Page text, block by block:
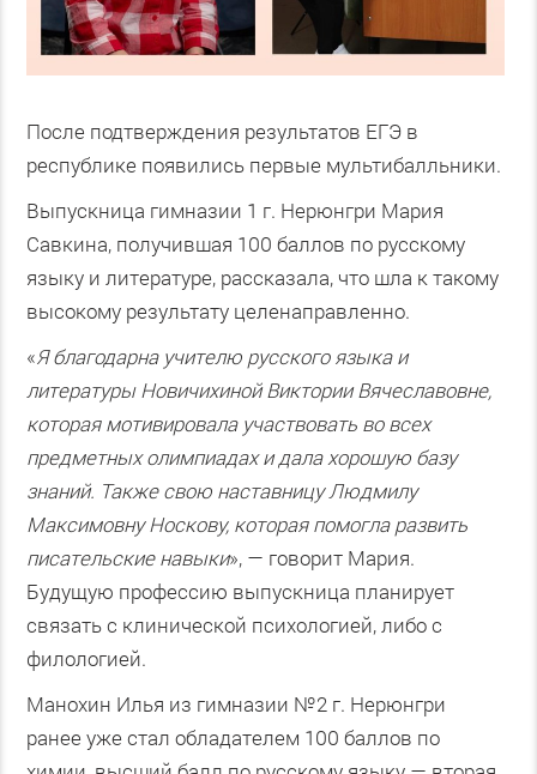
После подтверждения результатов ЕГЭ в
республике появились первые мультибалльники.
Выпускница гимназии 1 г. Нерюнгри Мария
Савкина, получившая 100 баллов по русскому
языку и литературе, рассказала, что шла к такому
высокому результату целенаправленно.
«Я благодарна учителю русского языка и
литературы Новичихиной Виктории Вячеславовне,
которая мотивировала участвовать во всех
предметных олимпиадах и дала хорошую базу
знаний. Также свою наставницу Людмилу
Максимовну Носкову, которая помогла развить
писательские навыки», — говорит Мария.
Будущую профессию выпускница планирует
связать с клинической психологией, либо с
филологией.
Манохин Илья из гимназии №2 г. Нерюнгри
ранее уже стал обладателем 100 баллов по